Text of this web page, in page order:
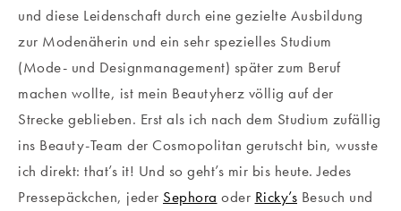
und diese Leidenschaft durch eine gezielte Ausbildung
zur Modenäherin und ein sehr spezielles Studium
(Mode- und Designmanagement) später zum Beruf
machen wollte, ist mein Beautyherz völlig auf der
Strecke geblieben. Erst als ich nach dem Studium zufällig
ins Beauty-Team der Cosmopolitan gerutscht bin, wusste
ich direkt: that’s it! Und so geht’s mir bis heute. Jedes
Pressepäckchen, jeder Sephora oder Ricky’s Besuch und